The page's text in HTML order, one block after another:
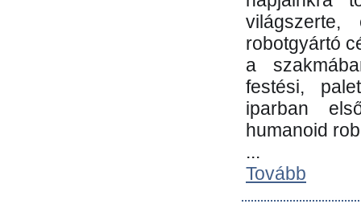
robotgyártó
a
festési,
iparban
humanoid
...
Tovább